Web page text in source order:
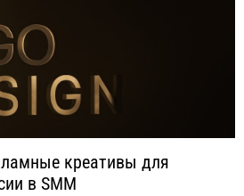
креативы для
в SMM